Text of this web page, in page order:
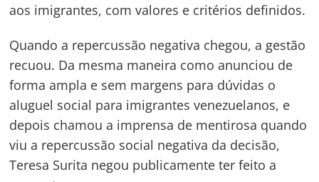
aos imigrantes, com valores e critérios definidos.
Quando a repercussão negativa chegou, a gestão
recuou. Da mesma maneira como anunciou de
forma ampla e sem margens para dúvidas o
aluguel social para imigrantes venezuelanos, e
depois chamou a imprensa de mentirosa quando
viu a repercussão social negativa da decisão,
Teresa Surita negou publicamente ter feito a